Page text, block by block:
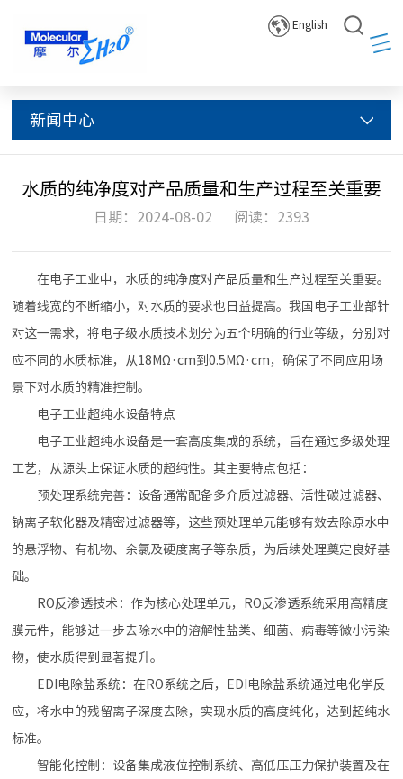
English
新闻中心
水质的纯净度对产品质量和生产过程至关重要
日期：2024-08-02 阅读：2393
在电子工业中，水质的纯净度对产品质量和生产过程至关重要。
随着线宽的不断缩小，对水质的要求也日益提高。我国电子工业部针
对这一需求，将电子级水质技术划分为五个明确的行业等级，分别对
应不同的水质标准，从18MΩ·cm到0.5MΩ·cm，确保了不同应用场
景下对水质的精准控制。
电子工业超纯水设备特点
电子工业超纯水设备是一套高度集成的系统，旨在通过多级处理
工艺，从源头上保证水质的超纯性。其主要特点包括：
预处理系统完善：设备通常配备多介质过滤器、活性碳过滤器、
钠离子软化器及精密过滤器等，这些预处理单元能够有效去除原水中
的悬浮物、有机物、余氯及硬度离子等杂质，为后续处理奠定良好基
础。
RO反渗透技术：作为核心处理单元，RO反渗透系统采用高精度
膜元件，能够进一步去除水中的溶解性盐类、细菌、病毒等微小污染
物，使水质得到显著提升。
EDI电除盐系统：在RO系统之后，EDI电除盐系统通过电化学反
应，将水中的残留离子深度去除，实现水质的高度纯化，达到超纯水
标准。
智能化控制：设备集成液位控制系统、高低压压力保护装置及在